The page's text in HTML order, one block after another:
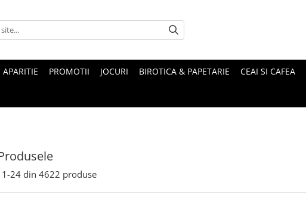
PROMOTII JOCURI BIROTICA & PAPETARIE CEAI SI CAFEA
1-24 din 4622 produse